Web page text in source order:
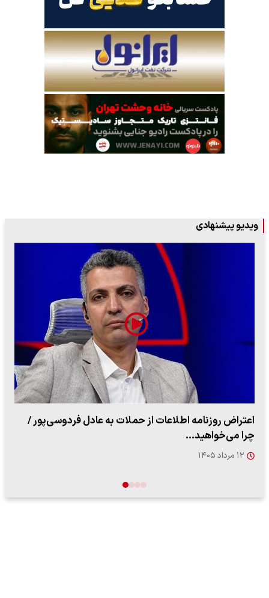
ویدیو پیشنهادی
ببینید| روایت رئیس جمهور از لحظه حمله به بیت رهبری
۱۴ مرداد ۱۴۰۵